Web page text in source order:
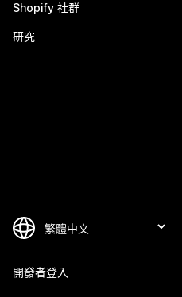
Shopify 社群
研究
開發者登入